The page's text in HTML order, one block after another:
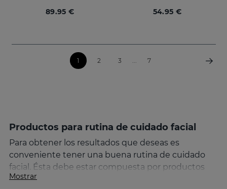
89.95 € 54.95 €
1 2 3 ... 7
Productos para rutina de cuidado facial
Para obtener los resultados que deseas es
conveniente tener una buena rutina de cuidado
facial. Ésta debe estar compuesta por productos
para la cara específicos que incluyan la limpieza
Mostrar